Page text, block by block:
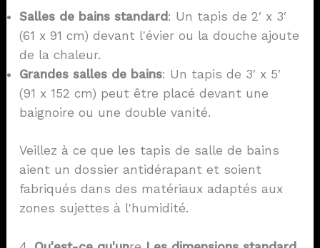
Salles de bains standard: Un tapis de 2′ x 3′
(61 x 91 cm) devant l'évier ou la douche ajoute
de la chaleur.
Grandes salles de bains: Un tapis de 3′ x 5′
(91 x 152 cm) peut être placé devant une
baignoire ou une double vanité.
Veillez à ce que les tapis de salle de bains
aient un dossier antidérapant et soient
fabriqués dans des matériaux adaptés aux
zones sujettes à l'humidité.